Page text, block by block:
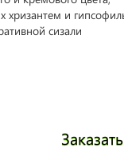
Заказать